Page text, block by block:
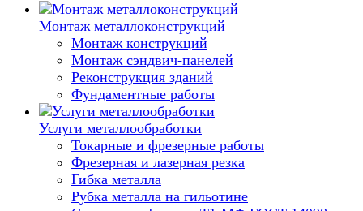
Монтаж металлоконструкций
Монтаж конструкций
Монтаж сэндвич-панелей
Реконструкция зданий
Фундаментные работы
Услуги металлообработки
Токарные и фрезерные работы
Фрезерная и лазерная резка
Гибка металла
Рубка металла на гильотине